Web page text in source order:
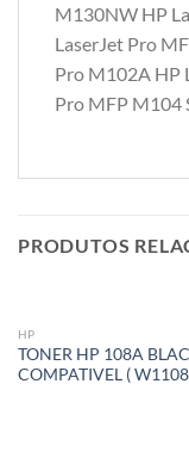
M130NW HP
LaserJet Pro
Pro M102A HP
Pro MFP M104
PRODUTOS
HP
TONER HP 108A
COMPATIVEL (